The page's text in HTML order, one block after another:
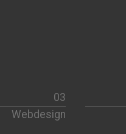
Webdesign